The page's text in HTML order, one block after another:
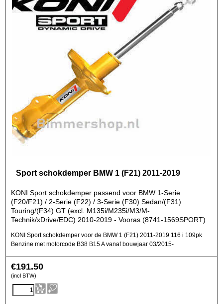
Sport schokdemper BMW 1 (F21) 2011-2019
KONI Sport schokdemper passend voor BMW 1-Serie
(F20/F21) / 2-Serie (F22) / 3-Serie (F30) Sedan/(F31)
Touring/(F34) GT (excl. M135i/M235i/M3/M-
Technik/xDrive/EDC) 2010-2019 - Vooras (8741-1569SPORT)
KONI Sport schokdemper voor de BMW 1 (F21) 2011-2019 116 i 109pk
Benzine met motorcode B38 B15 A vanaf bouwjaar 03/2015-
€191.50
(incl BTW)